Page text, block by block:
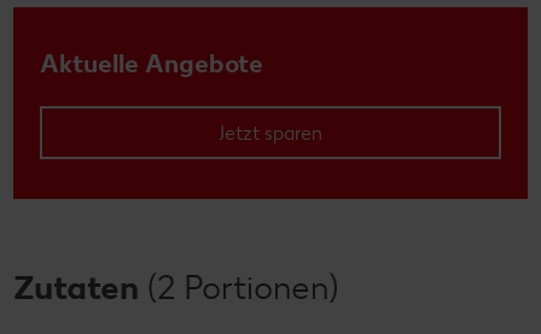
Aktuelle Angebote
Jetzt sparen
Zutaten (2 Portionen)